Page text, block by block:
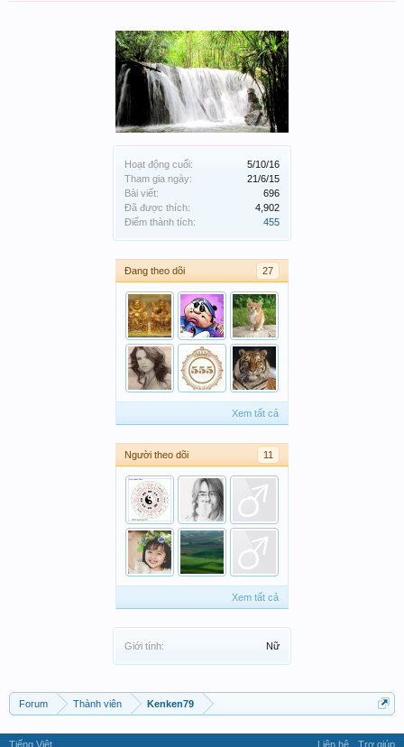
Hoạt động cuối:
5/10/16
Tham gia ngày:
21/6/15
Bài viết:
696
Đã được thích:
4,902
Điểm thành tích:
455
Đang theo dõi 27
Xem tất cả
Người theo dõi 11
Xem tất cả
Giới tính: Nữ
Forum Thành viên Kenken79
Tiếng Việt Liên hệ Trợ giúp